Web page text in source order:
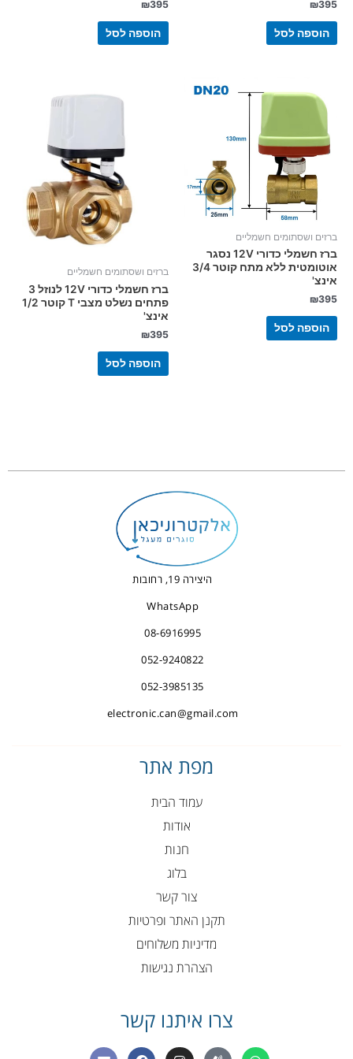
₪395
הוספה לסל
₪395
הוספה לסל
ברזים ושסתומים חשמליים
ברז חשמלי כדורי 12V נסגר
אוטומטית ללא מתח קוטר 3/4
אינצ'
₪395
הוספה לסל
ברזים ושסתומים חשמליים
ברז חשמלי כדורי 12V לנוזל 3
פתחים נשלט מצבי T קוטר 1/2
אינצ'
₪395
הוספה לסל
היצירה 19, רחובות
WhatsApp
08-6916995
052-9240822
052-3985135
electronic.can@gmail.com
מפת אתר
עמוד הבית
אודות
חנות
בלוג
צור קשר
תקנן האתר ופרטיות
מדיניות משלוחים
הצהרת נגישות
צרו איתנו קשר
W
P
I
F
E